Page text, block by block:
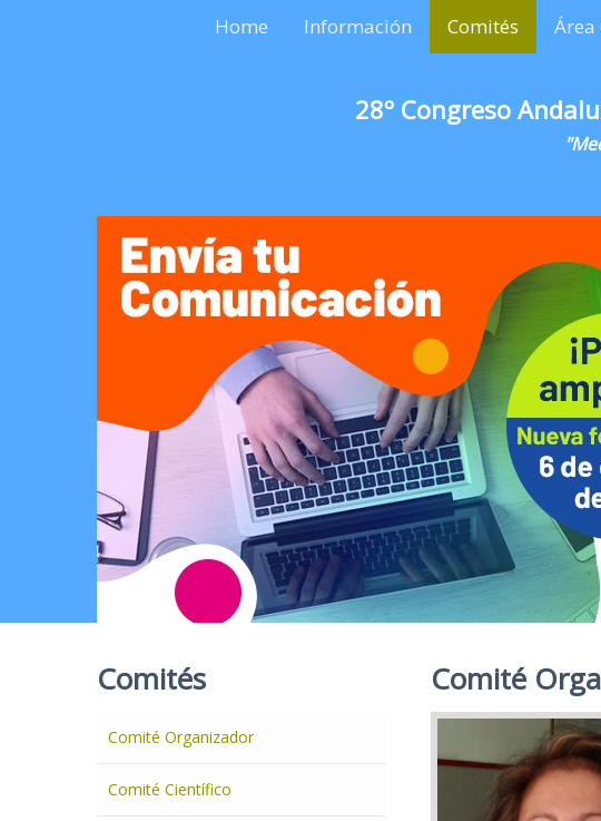
Home Información Comités Área
28º Congreso
Comités
Comité Organizador
Comité Científico
Comité